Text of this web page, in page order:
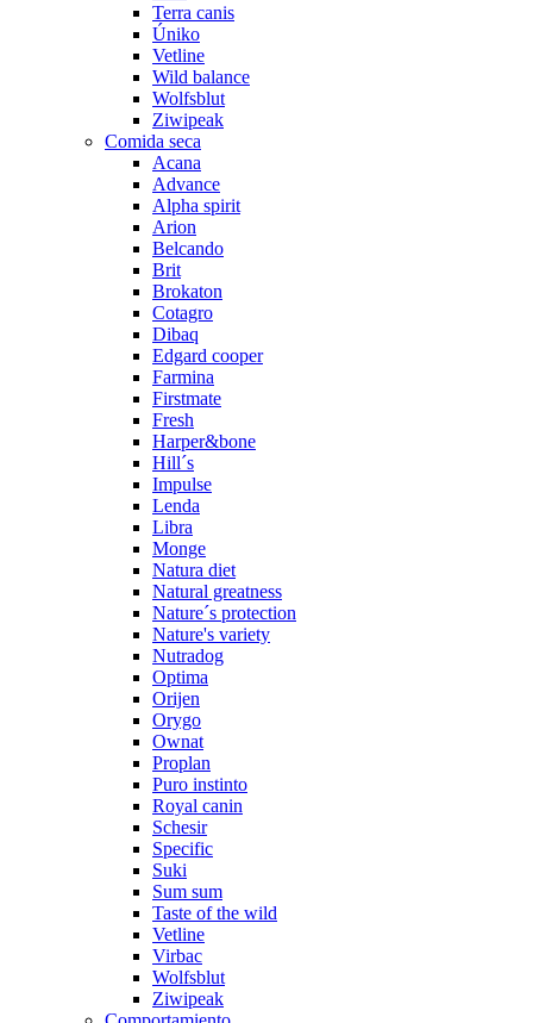
Terra canis
Úniko
Vetline
Wild balance
Wolfsblut
Ziwipeak
Comida seca
Acana
Advance
Alpha spirit
Arion
Belcando
Brit
Brokaton
Cotagro
Dibaq
Edgard cooper
Farmina
Firstmate
Fresh
Harper&bone
Hill´s
Impulse
Lenda
Libra
Monge
Natura diet
Natural greatness
Nature´s protection
Nature's variety
Nutradog
Optima
Orijen
Orygo
Ownat
Proplan
Puro instinto
Royal canin
Schesir
Specific
Suki
Sum sum
Taste of the wild
Vetline
Virbac
Wolfsblut
Ziwipeak